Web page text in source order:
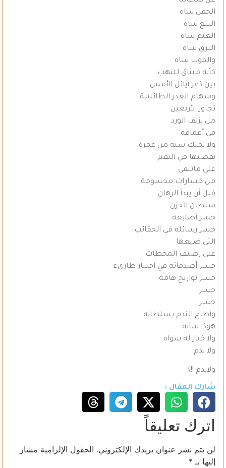
الحقل ساه
النبع ساه
الغيم ساه
البرق ساه
والموت ساه
كأنه ميثاق للنهب
بين ذعر أيائل الأمس
وسهام الغدر الطائشة
تجاوز الأربعين
من نزيف الورد
في أعماقه
ولا يملك سنة من عمره
يقضيها في النفير
على ماتبقى
من خسارات محسومة
قبل أن يبدأ الرهان .
سلطان الحزن
خسر أصابعه
خسر رسائله في الحقائب
التي ضيعها
على رصيف المحطات
خسر أصدقائه في اختبار طارىء
خسر تواريخ هامة
خسر
خسر
وأطاح الندم بسلطانه
هوذا شأنه
ولا خيار له سواه
ولا ندم
ولاندم !!؟
شارك المقال :
اترك تعليقاً
لن يتم نشر عنوان بريدك الإلكتروني. الحقول الإلزامية مشار
إليها بـ *